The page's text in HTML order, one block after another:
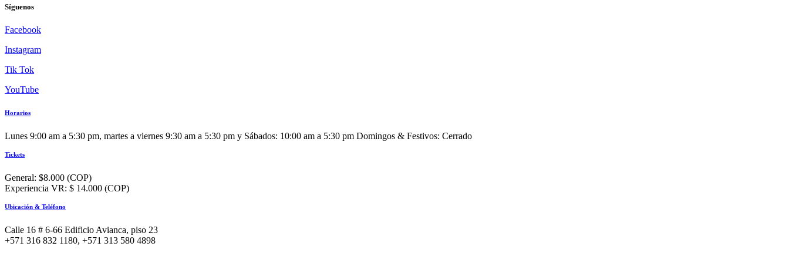
Síguenos
Facebook
Instagram
Tik Tok
YouTube
Horarios
Lunes 9:00 am a 5:30 pm, martes a viernes 9:30 am a 5:30 pm y Sábados: 10:00 am a 5:30 pm Domingos & Festivos: Cerrado
Tickets
General: $8.000 (COP)
Experiencia VR: $ 14.000 (COP)
Ubicación & Teléfono
Calle 16 # 6-66 Edificio Avianca, piso 23
+571 316 832 1180, +571 313 580 4898